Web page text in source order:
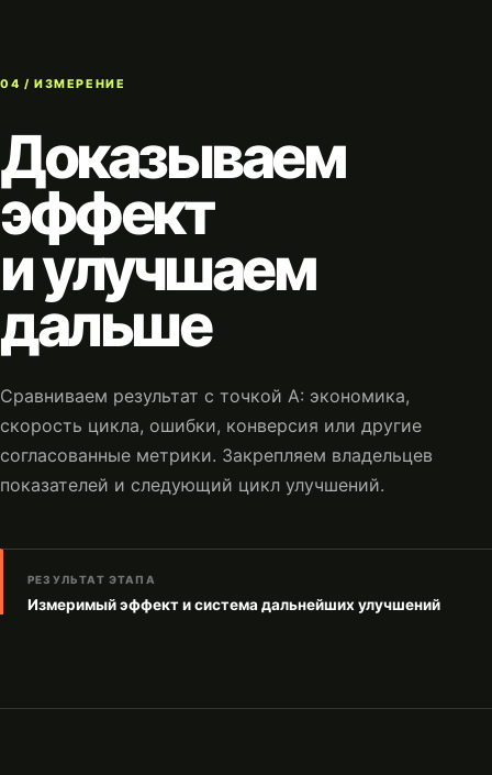
04 / ИЗМЕРЕНИЕ
Доказываем
эффект
и улучшаем
дальше
Сравниваем результат с точкой А: экономика,
скорость цикла, ошибки, конверсия или другие
согласованные метрики. Закрепляем владельцев
показателей и следующий цикл улучшений.
РЕЗУЛЬТАТ ЭТАПА
Измеримый эффект и система дальнейших улучшений